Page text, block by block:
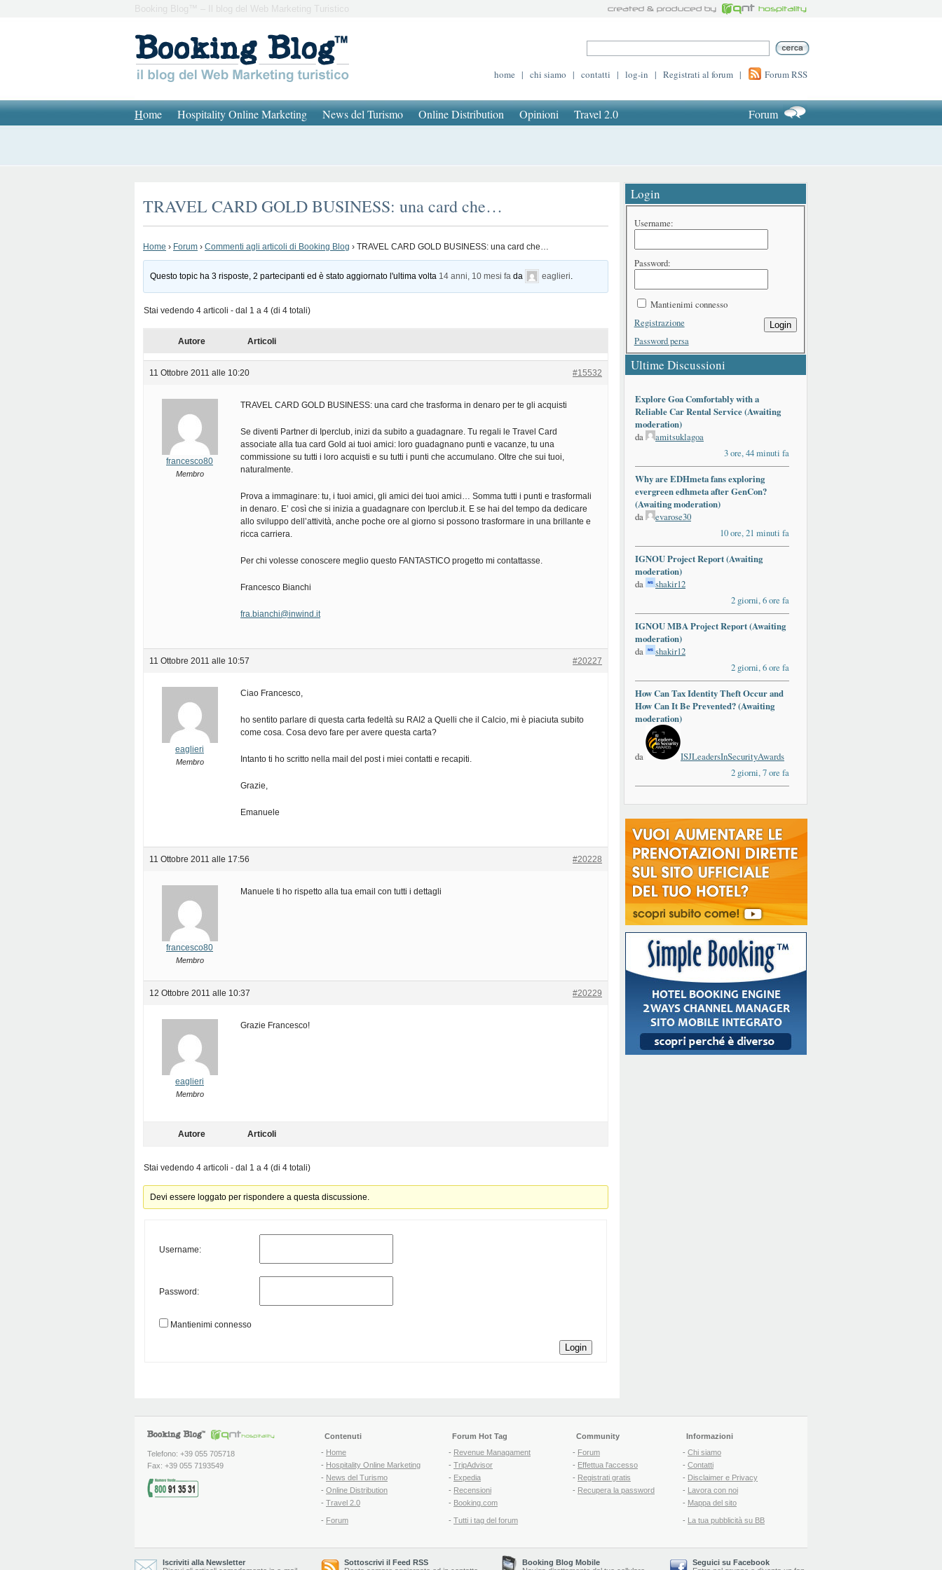
Booking Blog™ – Il blog del Web Marketing Turistico
home | chi siamo | contatti | log-in | Registrati al forum | Forum RSS
Home Hospitality Online Marketing News del Turismo Online Distribution Opinioni Travel 2.0 Forum
TRAVEL CARD GOLD BUSINESS: una card che…
Home › Forum › Commenti agli articoli di Booking Blog › TRAVEL CARD GOLD BUSINESS: una card che…
Questo topic ha 3 risposte, 2 partecipanti ed è stato aggiornato l'ultima volta 14 anni, 10 mesi fa da eaglieri
Stai vedendo 4 articoli - dal 1 a 4 (di 4 totali)
Autore Articoli
11 Ottobre 2011 alle 10:20 #15532
francesco80
Membro
TRAVEL CARD GOLD BUSINESS: una card che trasforma in denaro per te gli acquisti
Se diventi Partner di Iperclub, inizi da subito a guadagnare. Tu regali le Travel Card
associate alla tua card Gold ai tuoi amici: loro guadagnano punti e vacanze, tu una
commissione su tutti i loro acquisti e su tutti i punti che accumulano. Oltre che sui tuoi,
naturalmente.
Prova a immaginare: tu, i tuoi amici, gli amici dei tuoi amici… Somma tutti i punti e trasformali
in denaro. E’ così che si inizia a guadagnare con Iperclub.it. E se hai del tempo da dedicare
allo sviluppo dell’attività, anche poche ore al giorno si possono trasformare in una brillante e
ricca carriera.
Per chi volesse conoscere meglio questo FANTASTICO progetto mi contattasse.
Francesco Bianchi
fra.bianchi@inwind.it
11 Ottobre 2011 alle 10:57 #20227
eaglieri
Membro
Ciao Francesco,
ho sentito parlare di questa carta fedeltà su RAI2 a Quelli che il Calcio, mi è piaciuta subito
come cosa. Cosa devo fare per avere questa carta?
Intanto ti ho scritto nella mail del post i miei contatti e recapiti.
Grazie,
Emanuele
11 Ottobre 2011 alle 17:56 #20228
francesco80
Membro
Manuele ti ho rispetto alla tua email con tutti i dettagli
12 Ottobre 2011 alle 10:37 #20229
eaglieri
Membro
Grazie Francesco!
Autore Articoli
Stai vedendo 4 articoli - dal 1 a 4 (di 4 totali)
Devi essere loggato per rispondere a questa discussione.
Username:
Password:
Mantienimi connesso
Login
Login
Username:
Password:
Mantienimi connesso
Login
Registrazione
Password persa
Ultime Discussioni
Explore Goa Comfortably with a
Reliable Car Rental Service (Awaiting
moderation)
da
amitsuklagoa
3 ore, 44 minuti fa
Why are EDHmeta fans exploring
evergreen edhmeta after GenCon?
(Awaiting moderation)
da
evarose30
10 ore, 21 minuti fa
IGNOU Project Report (Awaiting
moderation)
da
shakir12
2 giorni, 6 ore fa
IGNOU MBA Project Report (Awaiting
moderation)
da
shakir12
2 giorni, 6 ore fa
How Can Tax Identity Theft Occur and
How Can It Be Prevented? (Awaiting
moderation)
da
ISJLeadersInSecurityAwards
2 giorni, 7 ore fa
Telefono: +39 055 705718
Fax: +39 055 7193549
Contenuti
- Home
- Hospitality Online Marketing
- News del Turismo
- Online Distribution
- Travel 2.0
- Forum
Forum Hot Tag
- Revenue Managament
- TripAdvisor
- Expedia
- Recensioni
- Booking.com
- Tutti i tag del forum
Community
- Forum
- Effettua l'accesso
- Registrati gratis
- Recupera la password
Informazioni
- Chi siamo
- Contatti
- Disclaimer e Privacy
- Lavora con noi
- Mappa del sito
- La tua pubblicità su BB
Iscriviti alla Newsletter
Sottoscrivi il Feed RSS
Booking Blog Mobile
Seguici su Facebook